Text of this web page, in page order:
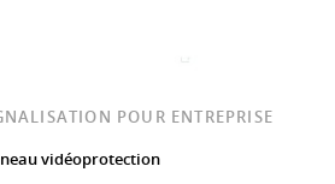
POUR ENTREPRISE
vidéoprotection